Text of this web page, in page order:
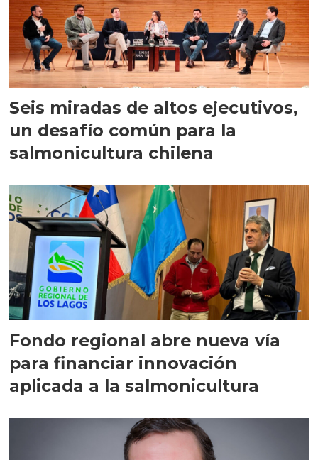
Seis miradas de altos ejecutivos,
un desafío común para la
salmonicultura chilena
Fondo regional abre nueva vía
para financiar innovación
aplicada a la salmonicultura